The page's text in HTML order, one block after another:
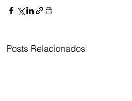
Posts Relacionados